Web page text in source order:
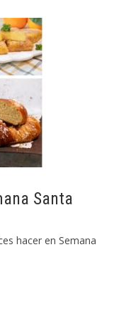
Santa
hacer en Semana